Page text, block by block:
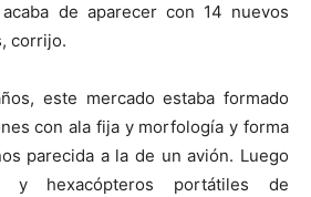
de aparecer con 14 nuevos
corrijo.
este mercado estaba formado
con ala fija y morfología y forma
parecida a la de un avión. Luego
y hexacópteros portátiles de